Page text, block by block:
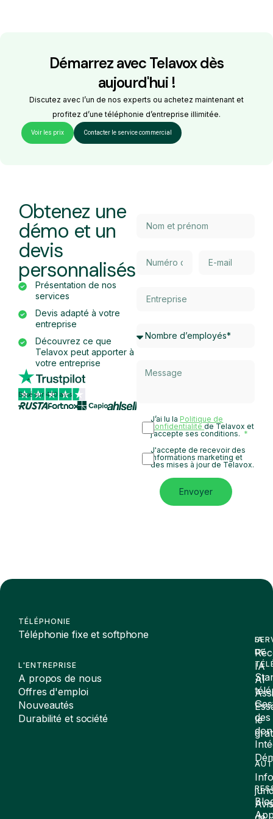
Démarrez avec Telavox dès
aujourd'hui !
Discutez avec l’un de nos experts ou achetez maintenant et
profitez d’une téléphonie d’entreprise illimitée.
Voir les prix Contacter le service commercial
Obtenez une
démo et un
devis
personnalisés
Présentation de nos
services
Devis adapté à votre
entreprise
Découvrez ce que
Telavox peut apporter à
votre entreprise
Basé sur 430 avis
J’ai lu la Politique de
confidentialitéde Telavox et
j’accepte ses conditions.
J'accepte de recevoir des
informations marketing et
des mises à jour de Telavox.
Envoyer
TÉLÉPHONIE
Téléphonie fixe et softphone
L'ENTREPRISE
A propos de nous
Offres d'emploi
Nouveautés
Durabilité et société
DE
des
IA
IA
AI
le
Avis